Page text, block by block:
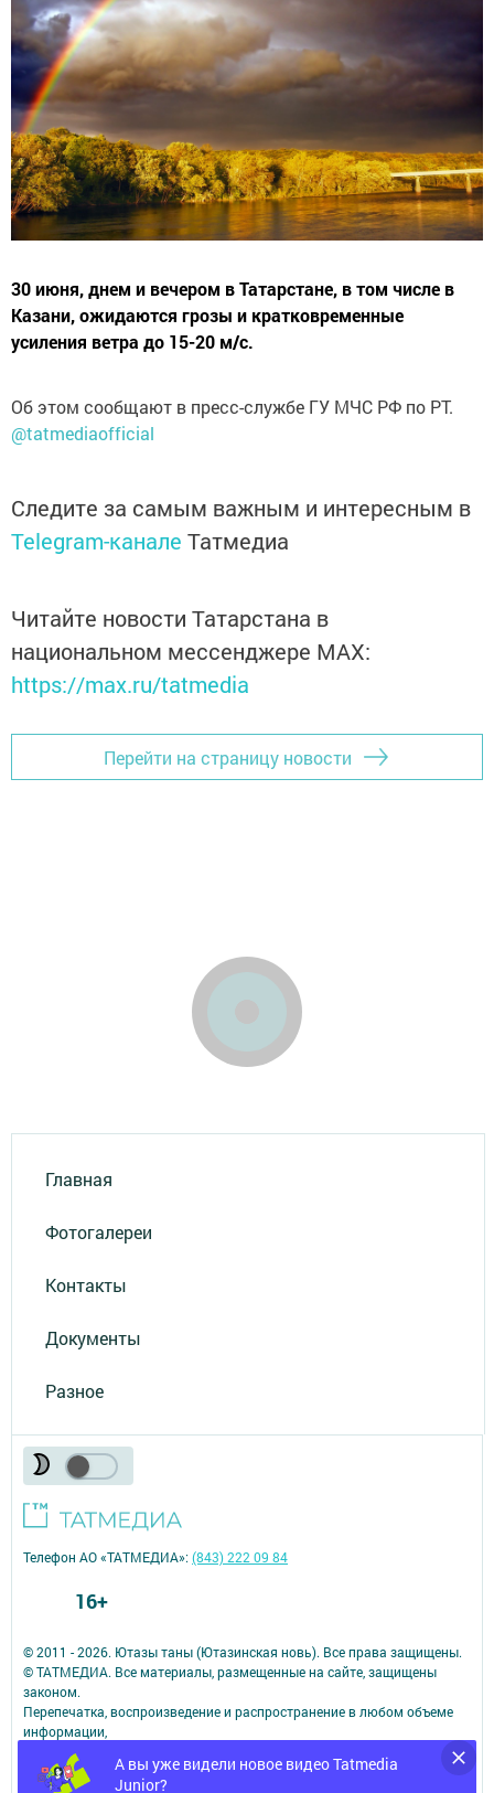
30 июня, днем и вечером в Татарстане, в том числе в
Казани, ожидаются грозы и кратковременные
усиления ветра до 15-20 м/с.
Об этом сообщают в пресс-службе ГУ МЧС РФ по РТ.
@tatmediaofficial
Следите за самым важным и интересным в
Telegram-канале Татмедиа
Читайте новости Татарстана в
национальном мессенджере MАХ:
https://max.ru/tatmedia
Перейти на страницу новости
Главная
Фотогалереи
Контакты
Документы
Разное
А вы уже видели новое видео Tatmedia
Junior?
© 2011 - 2026. Ютазы таны (Ютазинская новь). Все права защищены.
© ТАТМЕДИА. Все материалы, размещенные на сайте, защищены
законом.
Перепечатка, воспроизведение и распространение в любом объеме
информации,
размещенной на сайте, возможна только с письменного согласия
редакций СМИ.
Телефон АО «ТАТМЕДИА»:(843) 222 09 84
16+